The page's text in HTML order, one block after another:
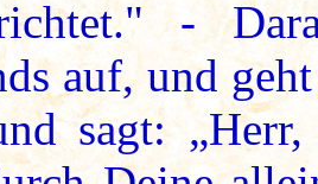
-
auf, und
sagt: